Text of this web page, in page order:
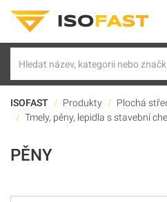
ISOFAST Produkty
Plochá
Tmely, pěny, lepidla s stavební
PĚNY